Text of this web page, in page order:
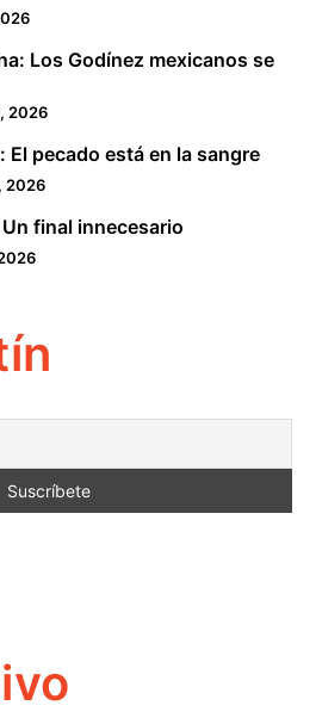
Los Godínez mexicanos se
2026
El pecado está en la sangre
2026
final innecesario